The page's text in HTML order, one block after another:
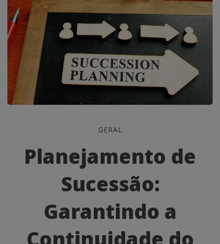
Planejamento
de
Sucessão:
Garantindo
Continuidade
GERAL
Planejamento de
Sucessão:
Garantindo a